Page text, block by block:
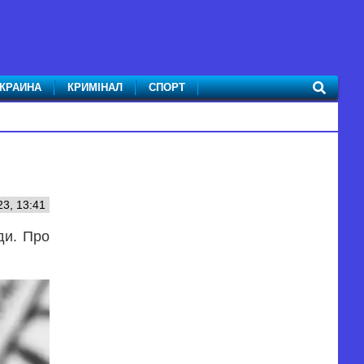
КРИМІНАЛ СПОРТ
13:41
Про